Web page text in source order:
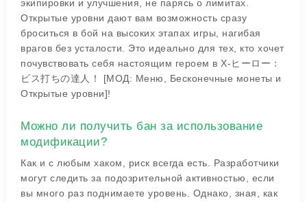
экипировки и улучшения, не парясь о лимитах.
Открытые уровни дают вам возможность сразу
броситься в бой на высоких этапах игры, нагибая
врагов без усталости. Это идеально для тех, кто хочет
почувствовать себя настоящим героем в X-ヒーロー：
ビス打ちの達人！ [МОД: Меню, Бесконечные монеты и
Открытые уровни]!
Можно ли получить бан за использование
модификации?
Как и с любым хаком, риск всегда есть. Разработчики
могут следить за подозрительной активностью, если
вы много раз поднимаете уровень. Однако, зная, как